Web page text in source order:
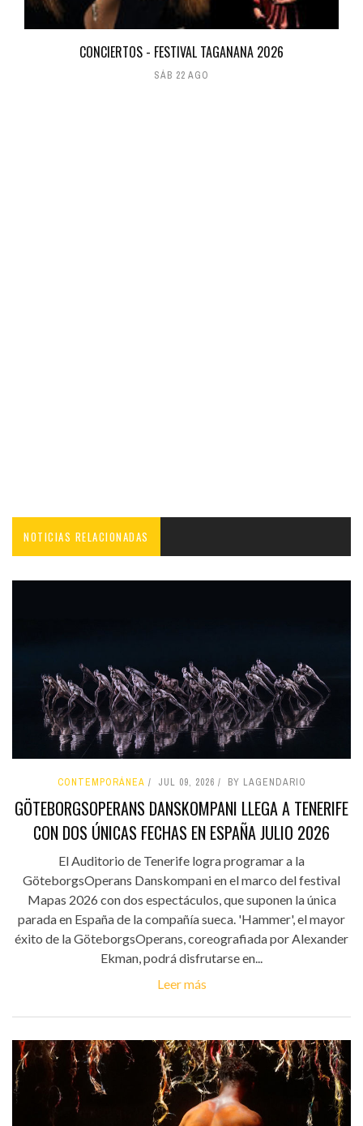
CONCIERTOS - FESTIVAL TAGANANA 2026
SÁB 22 AGO
NOTICIAS RELACIONADAS
CONTEMPORÁNEA JUL 09, 2026 BY LAGENDARIO
GÖTEBORGSOPERANS DANSKOMPANI LLEGA A TENERIFE
CON DOS ÚNICAS FECHAS EN ESPAÑA JULIO 2026
El Auditorio de Tenerife logra programar a la
GöteborgsOperans Danskompani en el marco del festival
Mapas 2026 con dos espectáculos, que suponen la única
parada en España de la compañía sueca. 'Hammer', el mayor
éxito de la GöteborgsOperans, coreografiada por Alexander
Ekman, podrá disfrutarse en...
Leer más